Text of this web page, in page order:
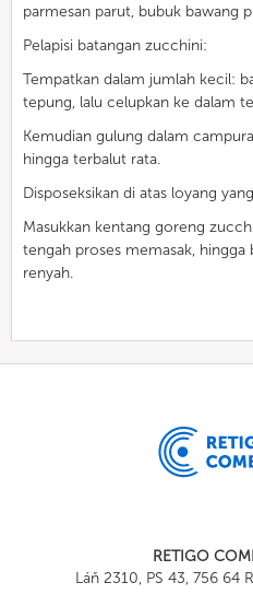
parmesan parut, bubuk bawang
Pelapisi batangan zucchini:
Tempatkan dalam jumlah kecil:
tepung, lalu celupkan ke dalam
Kemudian gulung dalam
hingga terbalut rata.
Disposeksikan di atas loyang
Masukkan kentang goreng
tengah proses memasak, hingga
renyah.
RETIGO
Láň 2310, PS 43, 756 64